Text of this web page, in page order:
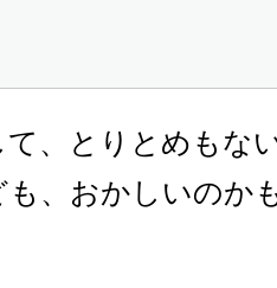
、とりとめもな
、おかしいのか